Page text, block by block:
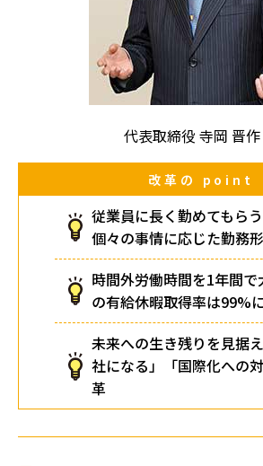
代表取締役 寺岡 晋
改革の point
従業員に長く勤めてもらう
個々の事情に応じた勤務
時間外労働時間を1年間
の有給休暇取得率は99%
未来への生き残りを見据
社になる」「国際化への
革